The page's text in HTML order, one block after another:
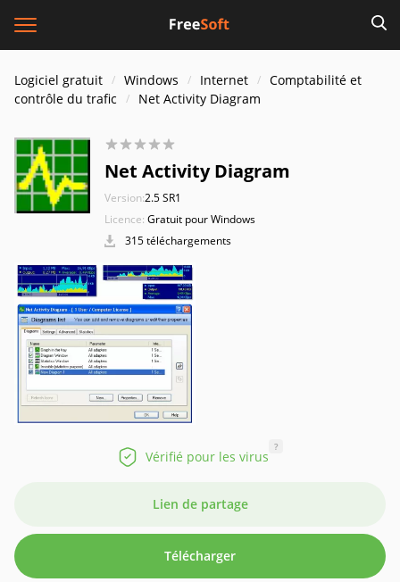
Logiciel gratuit Windows Internet
Comptabilité et
contrôle du trafic
Net Activity Diagram
Net Activity Diagram
Version:2.5 SR1
Licence: Gratuit pour Windows
315 téléchargements
Vérifié pour les virus
?
Lien de partage
Télécharger